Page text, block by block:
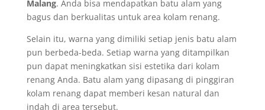
Malang. Anda bisa mendapatkan batu alam yang
bagus dan berkualitas untuk area kolam renang.
Selain itu, warna yang dimiliki setiap jenis batu alam
pun berbeda-beda. Setiap warna yang ditampilkan
pun dapat meningkatkan sisi estetika dari kolam
renang Anda. Batu alam yang dipasang di pinggiran
kolam renang dapat memberi kesan natural dan
indah di area tersebut.